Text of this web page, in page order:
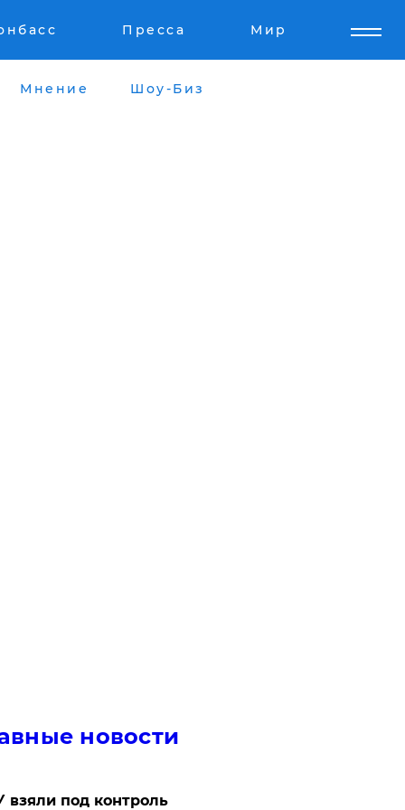
Пресса Мир
Мнение Шоу-Биз
новости
взяли под контроль